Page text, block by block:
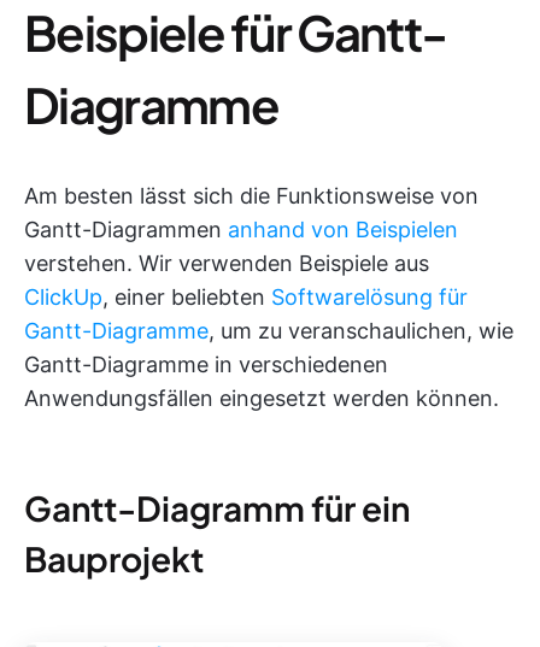
Beispiele für Gantt-
Diagramme
Am besten lässt sich die Funktionsweise von
Gantt-Diagrammen anhand von Beispielen
verstehen. Wir verwenden Beispiele aus
ClickUp, einer beliebten Softwarelösung für
Gantt-Diagramme, um zu veranschaulichen, wie
Gantt-Diagramme in verschiedenen
Anwendungsfällen eingesetzt werden können.
Gantt-Diagramm für ein
Bauprojekt